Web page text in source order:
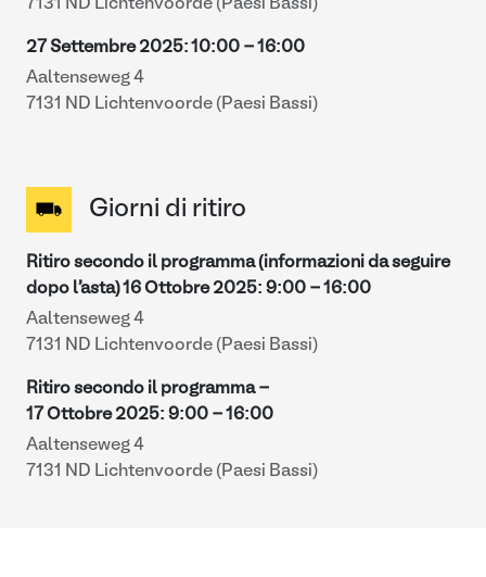
7131 ND Lichtenvoorde (Paesi Bassi)
27 Settembre 2025: 10:00 - 16:00
Aaltenseweg 4
7131 ND Lichtenvoorde (Paesi Bassi)
Giorni di ritiro
Ritiro secondo il programma (informazioni da seguire
dopo l'asta)16 Ottobre 2025: 9:00 - 16:00
Aaltenseweg 4
7131 ND Lichtenvoorde (Paesi Bassi)
Ritiro secondo il programma -
17 Ottobre 2025: 9:00 - 16:00
Aaltenseweg 4
7131 ND Lichtenvoorde (Paesi Bassi)